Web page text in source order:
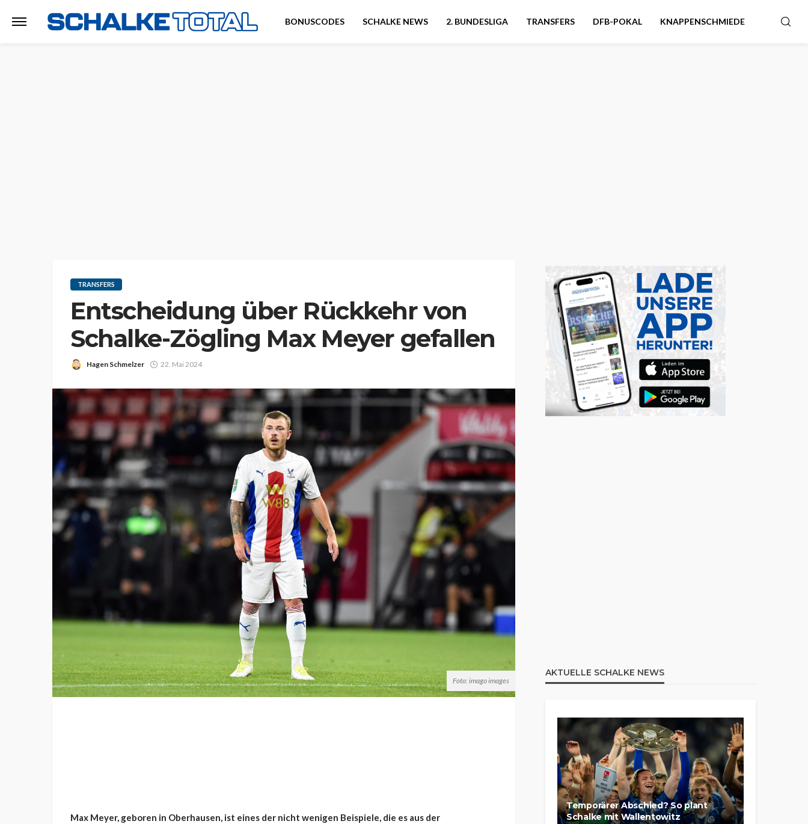
BONUSCODES SCHALKE NEWS 2. BUNDESLIGA TRANSFERS DFB-POKAL KNAPPENSCHMIEDE
TRANSFERS
Entscheidung über Rückkehr von
Schalke-Zögling Max Meyer gefallen
Hagen Schmelzer 22. Mai 2024
Foto: imago images
Max Meyer, geboren in Oberhausen, ist eines der nicht wenigen Beispiele, die es aus der
AKTUELLE SCHALKE NEWS
Temporärer Abschied? So plant
Schalke mit Wallentowitz